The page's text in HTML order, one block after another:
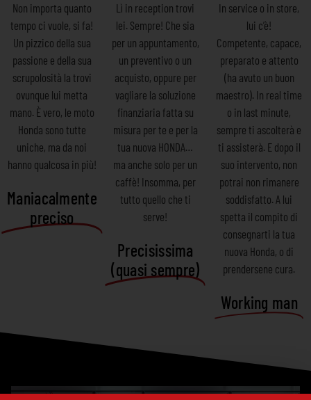
Non importa quanto
tempo ci vuole, si fa!
Un pizzico della sua
passione e della sua
scrupolosità la trovi
ovunque lui metta
mano. È vero, le moto
Honda sono tutte
uniche, ma da noi
hanno qualcosa in più!
Maniacalmente
preciso
Lì in reception trovi
lei. Sempre! Che sia
per un appuntamento,
un preventivo o un
acquisto, oppure per
vagliare la soluzione
finanziaria fatta su
misura per te e per la
tua nuova HONDA…
ma anche solo per un
caffè! Insomma, per
tutto quello che ti
serve!
Precisissima
(quasi sempre)
In service o in store,
lui c’è!
Competente, capace,
preparato e attento
(ha avuto un buon
maestro). In real time
o in last minute,
sempre ti ascolterà e
ti assisterà. E dopo il
suo intervento, non
potrai non rimanere
soddisfatto. A lui
spetta il compito di
consegnarti la tua
nuova Honda, o di
prendersene cura.
Working man